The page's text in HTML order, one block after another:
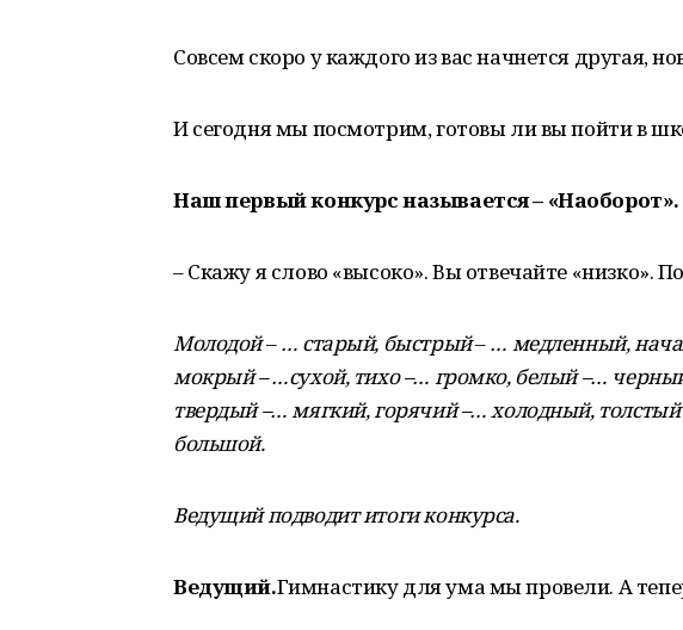
Совсем скоро у каждого из вас начнется другая,
И сегодня мы посмотрим, готовы ли вы пойти в
Наш первый конкурс называется – «Наоборот».
– Скажу я слово «высоко». Вы отвечайте «низко».
Молодой–… старый, быстрый–… медленный,
мокрый – …сухой, тихо –… громко, белый –…
твердый –… мягкий, горячий –… холодный,
большой.
Ведущий подводит итоги конкурса.
Ведущий.Гимнастику для ума мы провели. А